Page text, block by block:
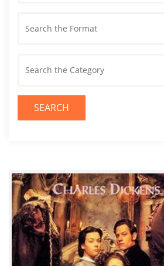
Search the Format
Search the Category
SEARCH